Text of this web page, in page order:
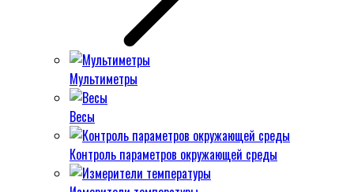
Мультиметры
Весы
Контроль параметров окружающей среды